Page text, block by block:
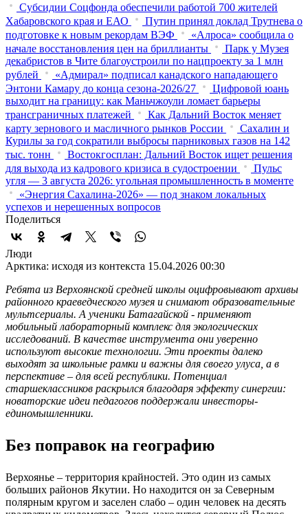
Субсидии Соцфонда обеспечили работой 700 жителей
Хабаровского края и ЕАО
Путин принял доклад Трутнева о
подготовке к новым рекордам ВЭФ
«Алроса» сообщила о
начале восстановления цен на бриллианты
Парк у Музея
декабристов в Чите благоустроили по нацпроекту за 1 млн
рублей
«Адмирал» подписал канадского нападающего
Энтони Камару до конца сезона-2026/27
Цифровой юань
выходит на границу: как Маньчжоули ломает барьеры
трансграничных платежей
Как Дальний Восток меняет
карту зернового и масличного рынков России
Сахалин и
Курилы за год сократили выбросы парниковых газов на 142
тыс. тонн
Востокгосплан: Дальний Восток ищет решения
для выхода из кадрового кризиса в судостроении
Пульс
угля — 3 августа 2026: угольная промышленность в моменте
«Энергия Сахалина-2026» — под знаком локальных
успехов и нерешенных вопросов
Поделиться
Люди
Арктика: исходя из контекста 15.04.2026 00:30
Ребята из Верхоянской средней школы оцифровывают архивы
районного краеведческого музея и снимают образовательные
мультсериалы. А ученики Батагайской - применяют
мобильный лабораторный комплекс для экологических
исследований. В качестве инструмента они уверенно
используют высокие технологии. Эти проекты далеко
выходят за школьные рамки и важны для своего улуса, а в
перспективе – для всей республики. Потенциал
старшеклассников раскрылся благодаря эффекту синергии:
новаторские идеи педагогов поддержали инвесторы-
единомышленники.
Без поправок на географию
Верхоянье – территория крайностей. Это один из самых
больших районов Якутии. Но находится он за Северным
полярным кругом и заселен слабо – один человек на десять